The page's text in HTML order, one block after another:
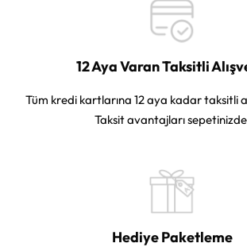
12 Aya Varan Taksitli
Tüm kredi kartlarına 12 aya kadar taksitli
Taksit avantajları
Hediye Paketleme